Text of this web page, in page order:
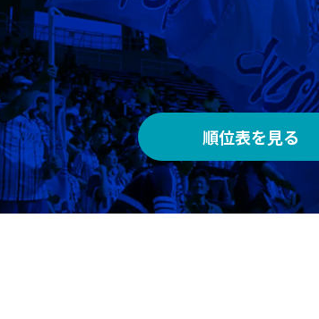
スタジアム
順位表を見る